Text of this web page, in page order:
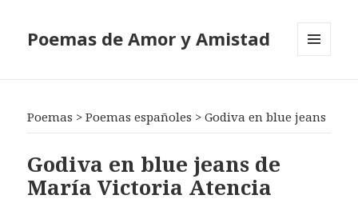
Poemas de Amor y Amistad
Poemas >Poemas españoles >Godiva en blue jeans
Godiva en blue jeans de
María Victoria Atencia